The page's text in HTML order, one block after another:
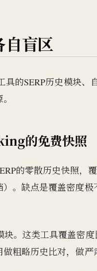
盲区
的SERP历史模块、
的免费快照
的零散历史快照，
）。缺点是覆盖密度
。这类工具覆盖密
粗略历史比对，做严